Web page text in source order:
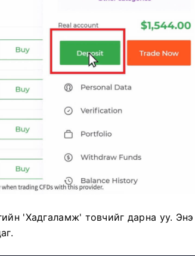
'Хадгаламж' товчийг дарна уу. Энэ